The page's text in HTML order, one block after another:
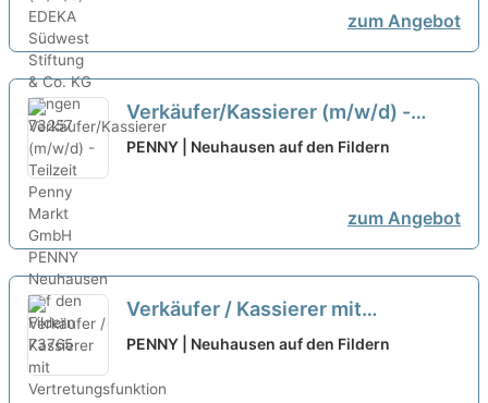
zum Angebot
Verkäufer/Kassierer (m/w/d) -
Teilzeit Penny Markt GmbH
PENNY | Neuhausen auf den Fildern
zum Angebot
Verkäufer / Kassierer mit
Vertretungsfunktion (m/w/d)
PENNY | Neuhausen auf den Fildern